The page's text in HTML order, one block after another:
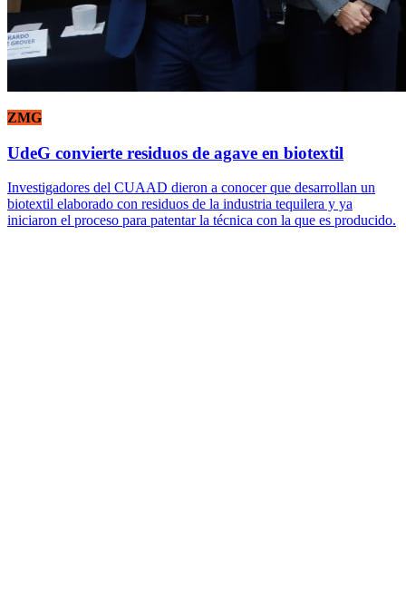
ZMG
UdeG convierte residuos de agave en biotextil
Investigadores del CUAAD dieron a conocer que desarrollan un
biotextil elaborado con residuos de la industria tequilera y ya
iniciaron el proceso para patentar la técnica con la que es producido.